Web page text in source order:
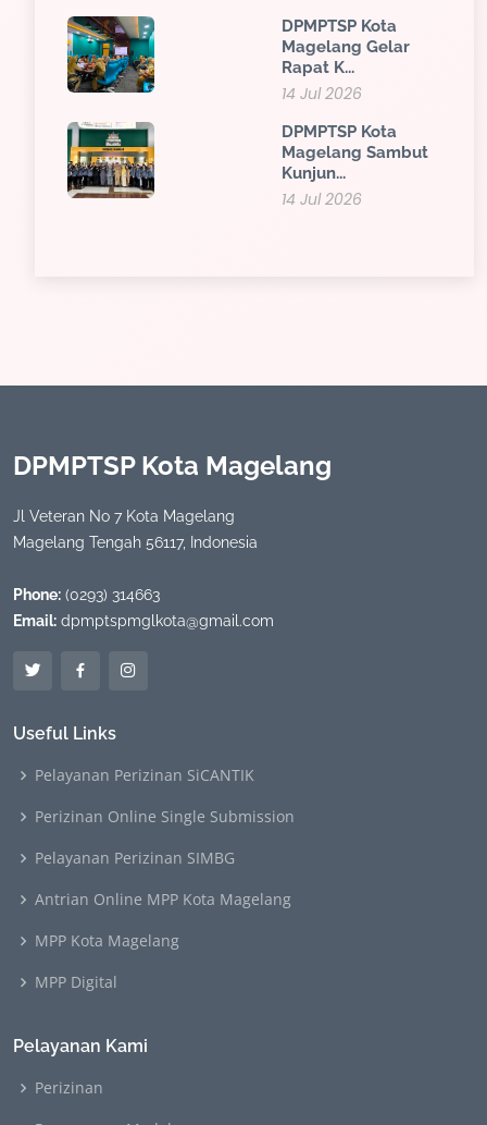
DPMPTSP Kota
Magelang Gelar
Rapat K...
14 Jul 2026
DPMPTSP Kota
Magelang Sambut
Kunjun...
14 Jul 2026
DPMPTSP Kota Magelang
Jl Veteran No 7 Kota Magelang
Magelang Tengah 56117, Indonesia
Phone: (0293) 314663
Email: dpmptspmglkota@gmail.com
Useful Links
Pelayanan Perizinan SiCANTIK
Perizinan Online Single Submission
Pelayanan Perizinan SIMBG
Antrian Online MPP Kota Magelang
MPP Kota Magelang
MPP Digital
Pelayanan Kami
Perizinan